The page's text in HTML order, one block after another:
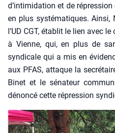
d’intimidation et de
en plus sys­té­ma­tiques. Ain­si,
l’UD CGT, éta­blit le lien avec
à Vienne, qui, en plus de
syn­di­cale qui a mis en
aux PFAS, attaque la
Binet et le séna­teur
dénon­cé cette répres­sion